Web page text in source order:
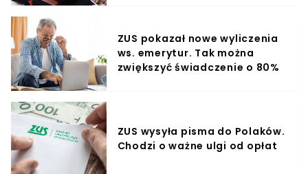
ZUS pokazał nowe wyliczenia
ws. emerytur. Tak można
zwiększyć świadczenie o 80%
ZUS wysyła pisma do Polaków.
Chodzi o ważne ulgi od opłat